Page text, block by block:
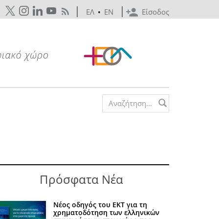
Είσοδος
ΕΛ • EN
Search form
Πρόσφατα Νέα
Νέος οδηγός του ΕΚΤ για τη
χρηματοδότηση των ελληνικών